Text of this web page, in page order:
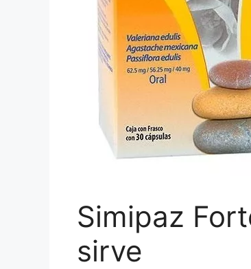
Simipaz
sirve